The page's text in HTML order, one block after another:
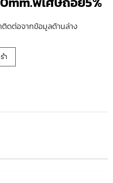
ดต่อจากข้อมูลด้านล่าง
า